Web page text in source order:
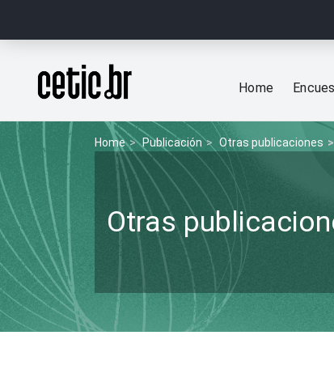
Página inicial
Home
Home Publicación Otras publicaciones
Otras